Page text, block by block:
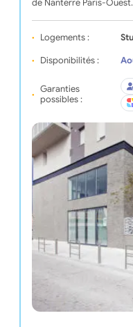
de Nanterre Paris-
Logements :
Disponibilités :
Garanties
possibles :